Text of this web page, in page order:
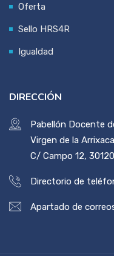
Oferta
Sello HRS4R
Igualdad
DIRECCIÓN
Pabellón Docente
Virgen de la
C/ Campo 12,
Directorio de
Apartado de